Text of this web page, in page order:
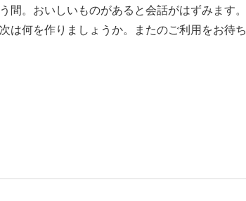
間。おいしいものがあると会話がはずみます。
は何を作りましょうか。またのご利用をお待ち